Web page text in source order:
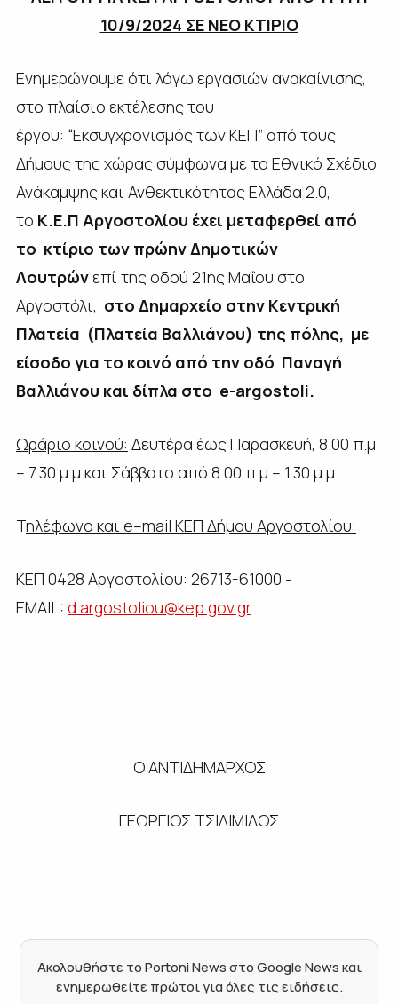
10/9/2024 ΣΕ ΝΕΟ ΚΤΙΡΙΟ
Ενημερώνουμε ότι λόγω εργασιών ανακαίνισης,
στο πλαίσιo εκτέλεσης του
έργου: “Εκσυγχρονισμός των ΚΕΠ” από τους
Δήμους της χώρας σύμφωνα με το Εθνικό Σχέδιο
Ανάκαμψης και Ανθεκτικότητας Ελλάδα 2.0,
το Κ.Ε.Π Αργοστολίου έχει μεταφερθεί από
το κτίριο των πρώην Δημοτικών
Λουτρώνεπί της οδού 21ης Μαΐου στο
Αργοστόλι, στο Δημαρχείο στην Κεντρική
Πλατεία (Πλατεία Βαλλιάνου) της πόλης, με
είσοδο για το κοινό από την οδό Παναγή
Βαλλιάνου και δίπλα στο e-argostoli.
Ωράριο κοινού: Δευτέρα έως Παρασκευή, 8.00 π.μ
– 7.30 μ.μ και Σάββατο από 8.00 π.μ – 1.30 μ.μ
Τηλέφωνο και e–mail ΚΕΠ Δήμου Αργοστολίου:
ΚΕΠ 0428 Αργοστολίου: 26713-61000 -
EMAIL: d.argostoliou@kep.gov.gr
Ο ΑΝΤΙΔΗΜΑΡΧΟΣ
ΓΕΩΡΓΙΟΣ ΤΣΙΛΙΜΙΔΟΣ
Ακολουθήστε το Portoni News στο Google News και
ενημερωθείτε πρώτοι για όλες τις ειδήσεις.